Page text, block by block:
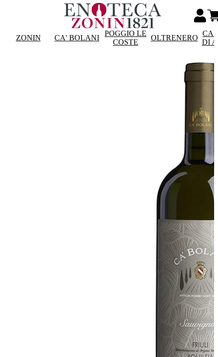
ZONIN CA' BOLANI
POGGIO LE
COSTE
OLTRENERO
DI